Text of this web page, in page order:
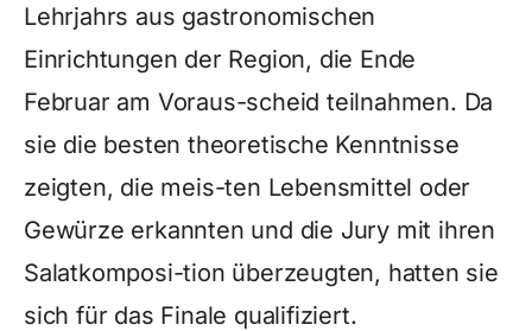
Lehrjahrs aus gastronomischen
Einrichtungen der Region, die Ende
Februar am Voraus-scheid teilnahmen. Da
sie die besten theoretische Kenntnisse
zeigten, die meis-ten Lebensmittel oder
Gewürze erkannten und die Jury mit ihren
Salatkomposi-tion überzeugten, hatten sie
sich für das Finale qualifiziert.